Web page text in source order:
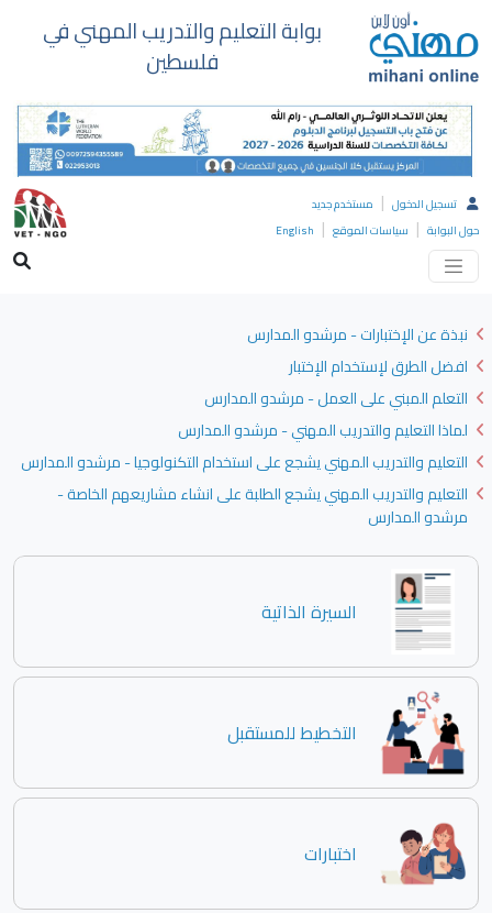
بوابة التعليم والتدريب المهني في
فلسطين
تسجيل الدخول | مستخدم جديد
حول البوابة | سياسات الموقع |
English
نبذة عن الإختبارات - مرشدو المدارس
افضل الطرق لإستخدام الإختبار
التعلم المبني على العمل - مرشدو المدارس
لماذا التعليم والتدريب المهني - مرشدو المدارس
التعليم والتدريب المهني يشجع على استخدام التكنولوجيا - مرشدو المدارس
التعليم والتدريب المهني يشجع الطلبة على انشاء مشاريعهم الخاصة -
مرشدو المدارس
السيرة الذاتية
التخطيط للمستقبل
اختبارات